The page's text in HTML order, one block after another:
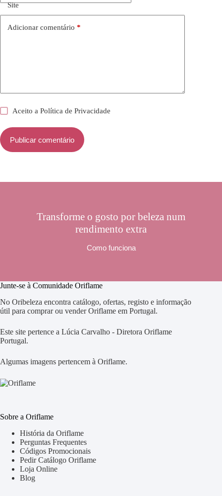
Site
Adicionar comentário *
Aceito aPolítica de Privacidade
Publicar comentário
Transforme o gosto por beleza num
rendimento extra
Como funciona
Junte-se à Comunidade Oriflame
No Oribeleza encontra catálogo, ofertas, registo e informação
útil para comprar ou vender Oriflame em Portugal.
Este site pertence a Lúcia Carvalho - Diretora Oriflame
Portugal.
Algumas imagens pertencem à Oriflame.
Sobre a Oriflame
História da Oriflame
Perguntas Frequentes
Códigos Promocionais
Pedir Catálogo Oriflame
Loja Online
Blog